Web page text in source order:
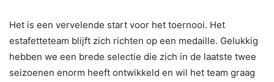
Het is een vervelende start voor het toernooi. Het
estafetteteam blijft zich richten op een medaille. Gelukkig
hebben we een brede selectie die zich in de laatste twee
seizoenen enorm heeft ontwikkeld en wil het team graag